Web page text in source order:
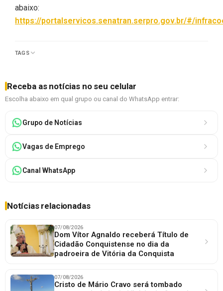
abaixo:
https://portalservicos.senatran.serpro.gov.br/#/
TAGS
Receba as notícias no seu celular
Escolha abaixo em qual grupo ou canal do WhatsApp entrar:
Grupo de Notícias
Vagas de Emprego
Canal WhatsApp
Notícias relacionadas
07/08/2026
Dom Vítor Agnaldo receberá Título de
Cidadão Conquistense no dia da
padroeira de Vitória da Conquista
07/08/2026
Cristo de Mário Cravo será tombado